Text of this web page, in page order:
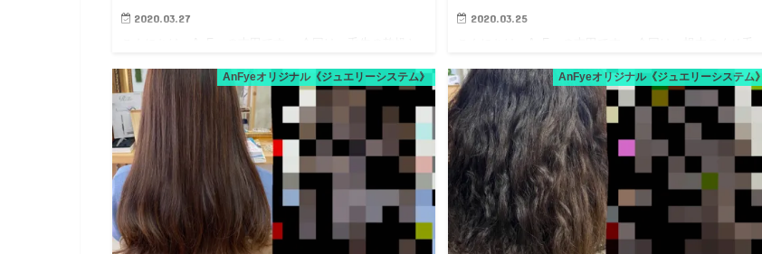
2020.03.27
毛先の気になる部分は【LULUトリートメント】で艶髪に
します。 LULUトリートメントは、ジュエリーシステムの
一…
2020.03.25
方の方で、AnFyeに来るのに新幹線を使う距離なので、
久しぶりのご来店。 地元で何度か縮毛矯正や酸熱トリー
トメン…
AnFyeオリジナル《ジュエリーシステム》 AnFyeオリジナル《ジュエリーシステム》